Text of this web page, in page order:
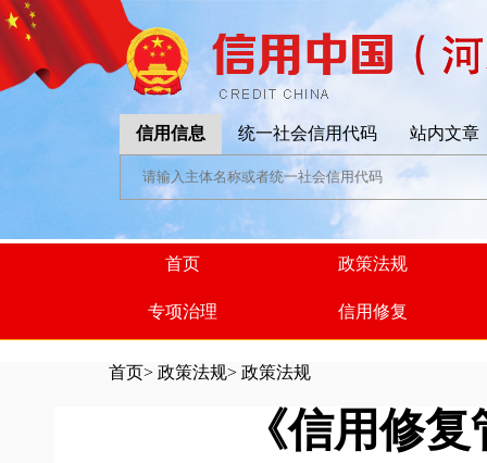
信用信息 统一社会信用代码 站内文章
首页 政策法规
专项治理 信用修复
首页> 政策法规> 政策法规
《信用修